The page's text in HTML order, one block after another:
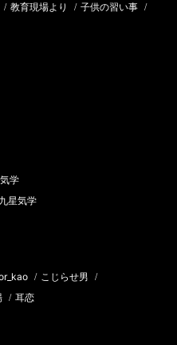
/ 教育現場より / 子供の習い事 /
学
星気学
/ こじらせ男 /
/ 耳恋